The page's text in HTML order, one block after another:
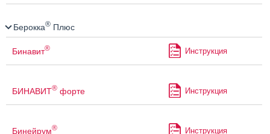
Берокка® Плюс
Бинавит® Инструкция
БИНАВИТ® форте Инструкция
Бинейрум® Инструкция